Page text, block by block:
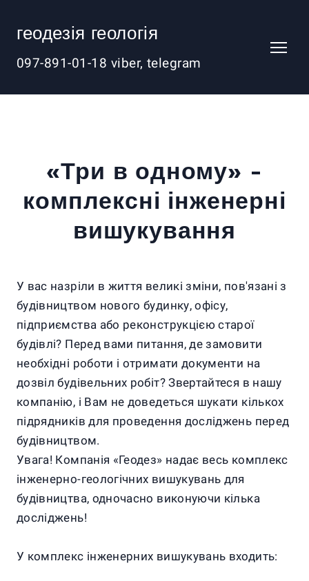
геодезія геологія
097-891-01-18 viber, telegram
«Три в одному» -
комплексні інженерні
вишукування
У вас назріли в життя великі зміни, пов'язані з
будівництвом нового будинку, офісу,
підприємства або реконструкцією старої
будівлі? Перед вами питання, де замовити
необхідні роботи і отримати документи на
дозвіл будівельних робіт? Звертайтеся в нашу
компанію, і Вам не доведеться шукати кількох
підрядників для проведення досліджень перед
будівництвом.
Увага! Компанія «Геодез» надає весь комплекс
інженерно-геологічних вишукувань для
будівництва, одночасно виконуючи кілька
досліджень!
У комплекс інженерних вишукувань входить: